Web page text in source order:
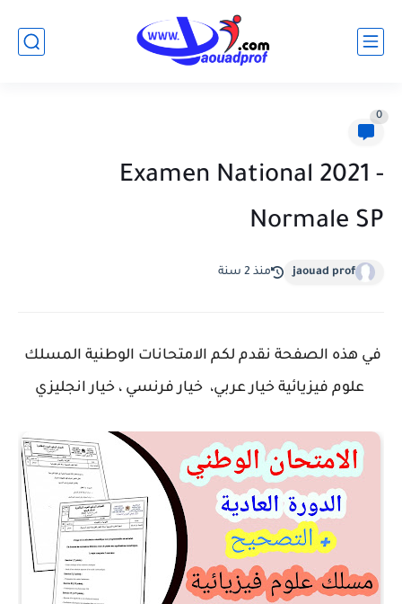
0
Examen National 2021 -
Normale SP
jaouad prof منذ 2 سنة
علوم فيزيائية خيار عربي، خيار فرنسي ، خيار انجليزي